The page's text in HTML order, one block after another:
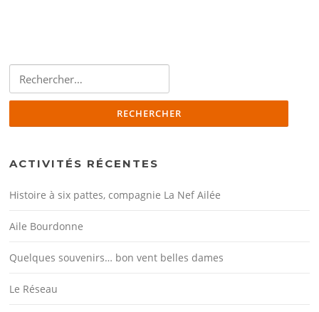
ACTIVITÉS RÉCENTES
Histoire à six pattes, compagnie La Nef Ailée
Aile Bourdonne
Quelques souvenirs… bon vent belles dames
Le Réseau